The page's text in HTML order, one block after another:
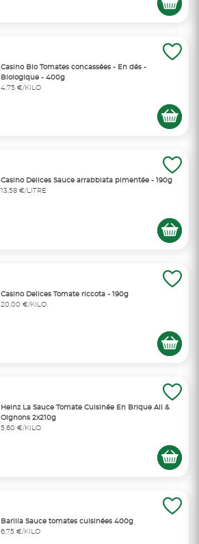
Casino Bio Tomates concassées - En dés -
Biologique - 400g
4,75 €/KILO
Casino Delices Sauce arrabbiata pimentée - 190g
13,58 €/LITRE
Casino Delices Tomate riccota - 190g
20,00 €/KILO
Heinz La Sauce Tomate Cuisinée En Brique Ail &
Oignons 2x210g
5,60 €/KILO
Barilla Sauce tomates cuisinées 400g
6,75 €/KILO